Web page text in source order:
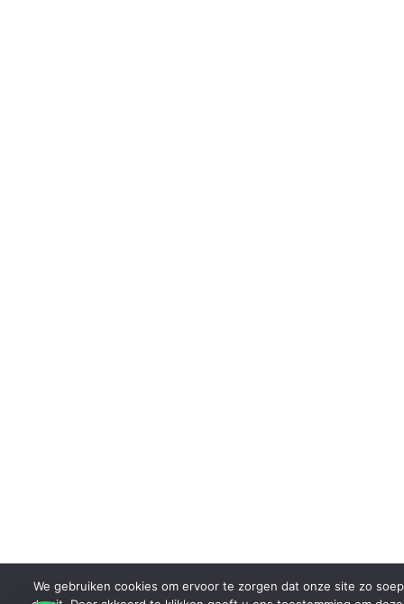
We gebruiken cookies om ervoor te zorgen dat onze site zo